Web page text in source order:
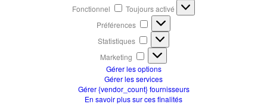
Fonctionnel
Toujours activé
Préférences
Préférences
Statistiques Statistiques
Marketing
Marketing
Gérer les options
Gérer les services
Gérer {vendor_count} fournisseurs
En savoir plus sur ces finalités